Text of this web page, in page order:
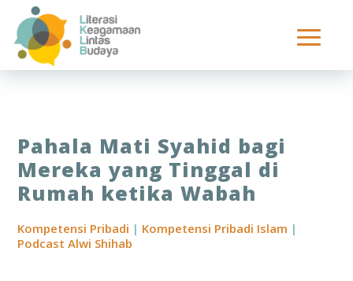
Pahala Mati Syahid bagi
Mereka yang Tinggal di
Rumah ketika Wabah
Kompetensi Pribadi | Kompetensi Pribadi Islam |
Podcast Alwi Shihab